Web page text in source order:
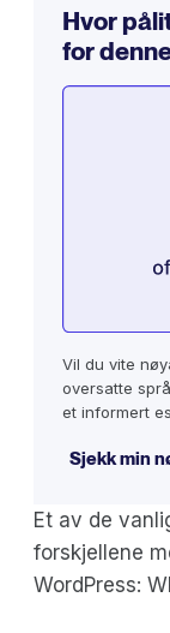
Et av de
forskjellene
WordPress:
Hvor
for
Vil du vite
oversatte
et informert
Sjekk min